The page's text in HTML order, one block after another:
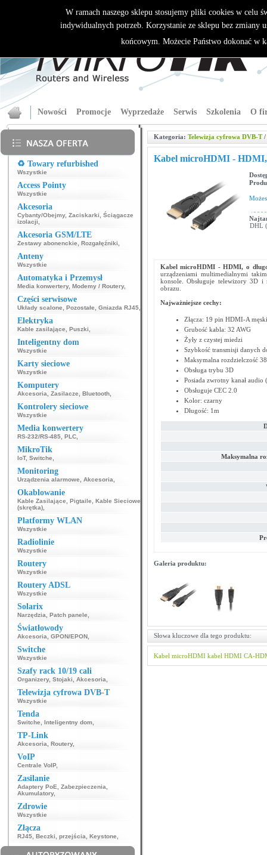
Nowości Promocje Wyprzedaże Serwis Szkolenia O
♻️ Towary refurbished
Wszystkie
Access Pointy
Wszystkie
Akcesoria
Cybanty/Obejmy, Zaciskarki
Ściągacze
izolacji
Akcesoria GSM/LTE
Zestawy abonenckie Rozgałęźniki
Anteny
Wszystkie
Automatyka i Przemysł
Media konwertery, Modemy / Routery,
Części serwisowe
Układy scalone Pozostałe Gniazda RJ45
Elektryka
Kable zasilające Puszki
Inteligentny dom
Wszystkie
Karty sieciowe
Wszystkie
Komputery
Akcesoria Zasilacze Bluetooth
Kontrolery sieciowe
Wszystkie
Media konwertery
RS-232/RS-485 PLC
MikroTik
IoT, Switche
Monitoring
Urządzenia alarmowe Akcesoria
Okablowanie
Kable Zasilające Pigtaile
Kable Sieciowe
(skrętka)
Platformy WLAN
Wszystkie
Radiolinie
Wszystkie
Routery
Wszystkie
Routery ADSL
Wszystkie
Solarix
Narzędzia Patch panele
Światłowody
Akcesoria GPON/EPON
Switche
Wszystkie
Szafy rack 10/19 cali
Organizery, Stojaki Akcesoria
Telewizja cyfrowa DVB-T
Wszystkie
Tenda
Switche Inteligentny dom
TP-Link
Akcesoria Routery,
VoIP
Centrale VoIP,
Zasilanie
Adaptery PoE Zabezpieczenia
Akumulatory,
Zdrowie
Wszystkie
Złącza
RJ45 Beczki, przejścia Keystone
Kategoria: Telewizja cyfrowa DVB-T/
Kabel microHDMI -
DHL
Kabel microHDMI - HDMI, o
urządzeniami multimedialnymi
konsole. Obsługuje telewizory 3D i
obrazu.
Najważniejsze cechy:
Złącza: 19 pin HDMI-A
Grubość kabla: 32 AWG
Żyły z czystej miedzi
Szybkość transmisji danych
Maksymalna rozdzielczość
Obsługa trybu 3D
Posiada zwrotny kanał audio
Obsługuje CEC 2.0
Kolor: czarny
Długość: 1m
Maksymalna
Galeria produktu:
Słowa kluczowe dla tego produktu:
Kabel microHDMI kabel HDMI CA-
W ramach naszego sklepu stosujemy pliki cookies w celu
indywidualnych potrzeb. Korzystanie ze sklepu bez zmiany
końcowym. Możecie Państwo dokonać w